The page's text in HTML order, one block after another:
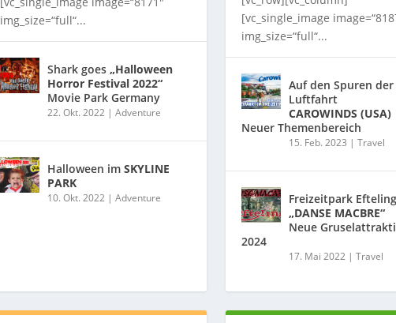
img_size=“full“...
Shark goes „Halloween
Horror Festival 2022“
Movie Park Germany
22. Okt. 2022| Adventure
Halloween im SKYLINE
PARK
10. Okt. 2022| Adventure
[vc_single_image
img_size=“full“...
Auf den Spuren der
Luftfahrt
CAROWINDS (USA)
Neuer Themenbereich
15. Feb. 2023 | Travel
Freizeitpark Efteling
„DANSE MACBRE“
Neue
2024
17. Mai 2022| Travel